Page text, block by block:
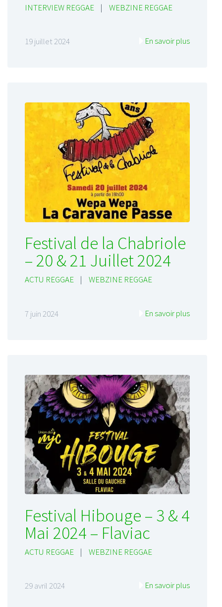
INTERVIEW REGGAE | WEBZINE REGGAE
19 juillet 2024 En savoir plus
Festival de la Chabriole
– 20 & 21 Juillet 2024
ACTU REGGAE | WEBZINE REGGAE
7 juin 2024 En savoir plus
Festival Hibouge – 3 & 4
Mai 2024 – Flaviac
ACTU REGGAE | WEBZINE REGGAE
29 avril 2024 En savoir plus